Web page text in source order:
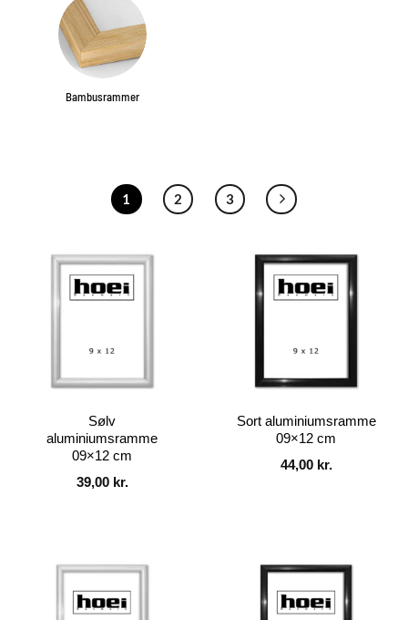
Bambusrammer
1 2 3
Sølv
aluminiumsramme
09×12 cm
39,00 kr.
Sort aluminiumsramme
09×12 cm
44,00 kr.